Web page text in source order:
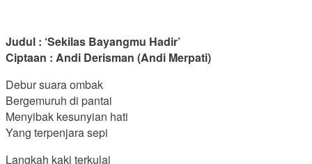
Judul : ‘Sekilas Bayangmu Hadir’
Ciptaan : Andi Derisman (Andi Merpati)
Debur suara ombak
Bergemuruh di pantai
Menyibak kesunyian hati
Yang terpenjara sepi
Langkah kaki terkulai